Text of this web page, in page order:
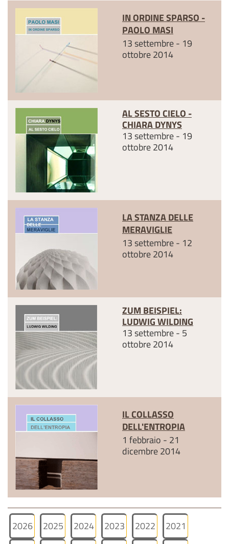
IN ORDINE SPARSO -
PAOLO MASI
13 settembre - 19
ottobre 2014
AL SESTO CIELO -
CHIARA DYNYS
13 settembre - 19
ottobre 2014
LA STANZA DELLE
MERAVIGLIE
13 settembre - 12
ottobre 2014
ZUM BEISPIEL:
LUDWIG WILDING
13 settembre - 5
ottobre 2014
IL COLLASSO
DELL'ENTROPIA
1 febbraio - 21
dicembre 2014
2026 2025 2024 2023 2022
2021